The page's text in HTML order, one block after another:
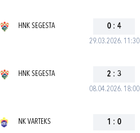
29.03.2026. 11:30
HNK SEGESTA 0 : 4
08.04.2026. 18:00
HNK SEGESTA 2 : 3
NK VARTEKS 1 : 0